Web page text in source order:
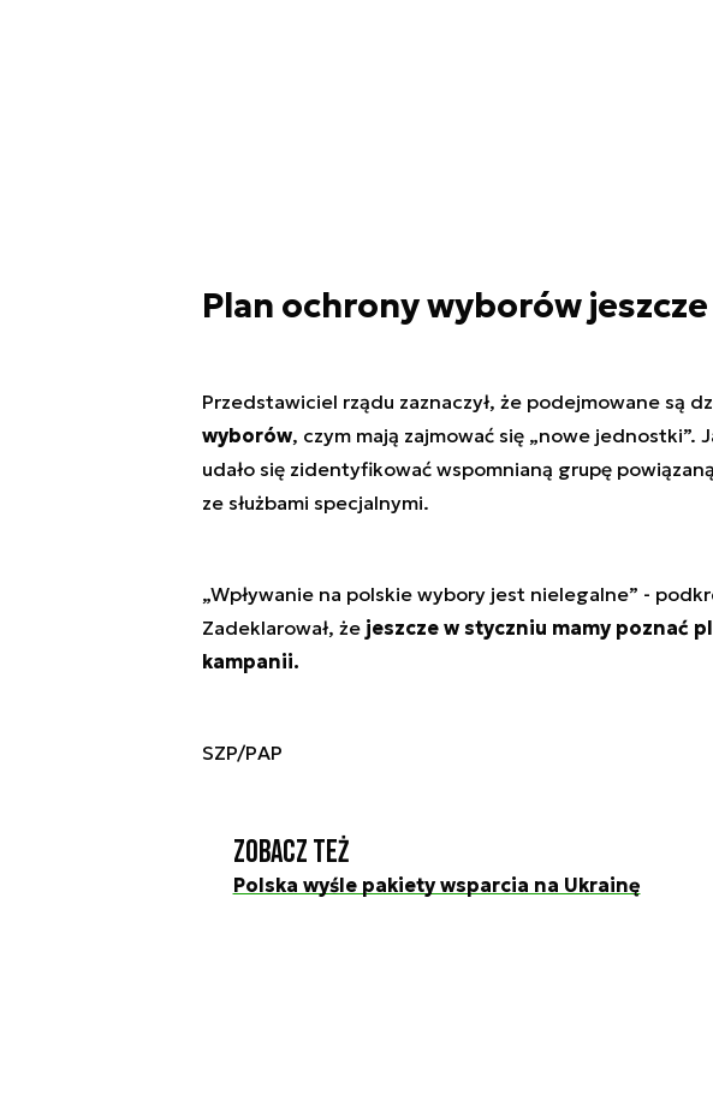
Plan ochrony wyborów
Przedstawiciel rządu zaznaczył, że podejmowane są
wyborów, czym mają zajmować się „nowe jednostki”.
udało się zidentyfikować wspomnianą grupę
ze służbami specjalnymi.
„Wpływanie na polskie wybory jest nielegalne” -
Zadeklarował, że jeszcze w styczniu mamy poznać
kampanii.
SZP/PAP
Zobacz też
Polska wyśle pakiety wsparcia na Ukrainę